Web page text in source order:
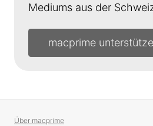
Mediums aus der
macprime
Über macprime